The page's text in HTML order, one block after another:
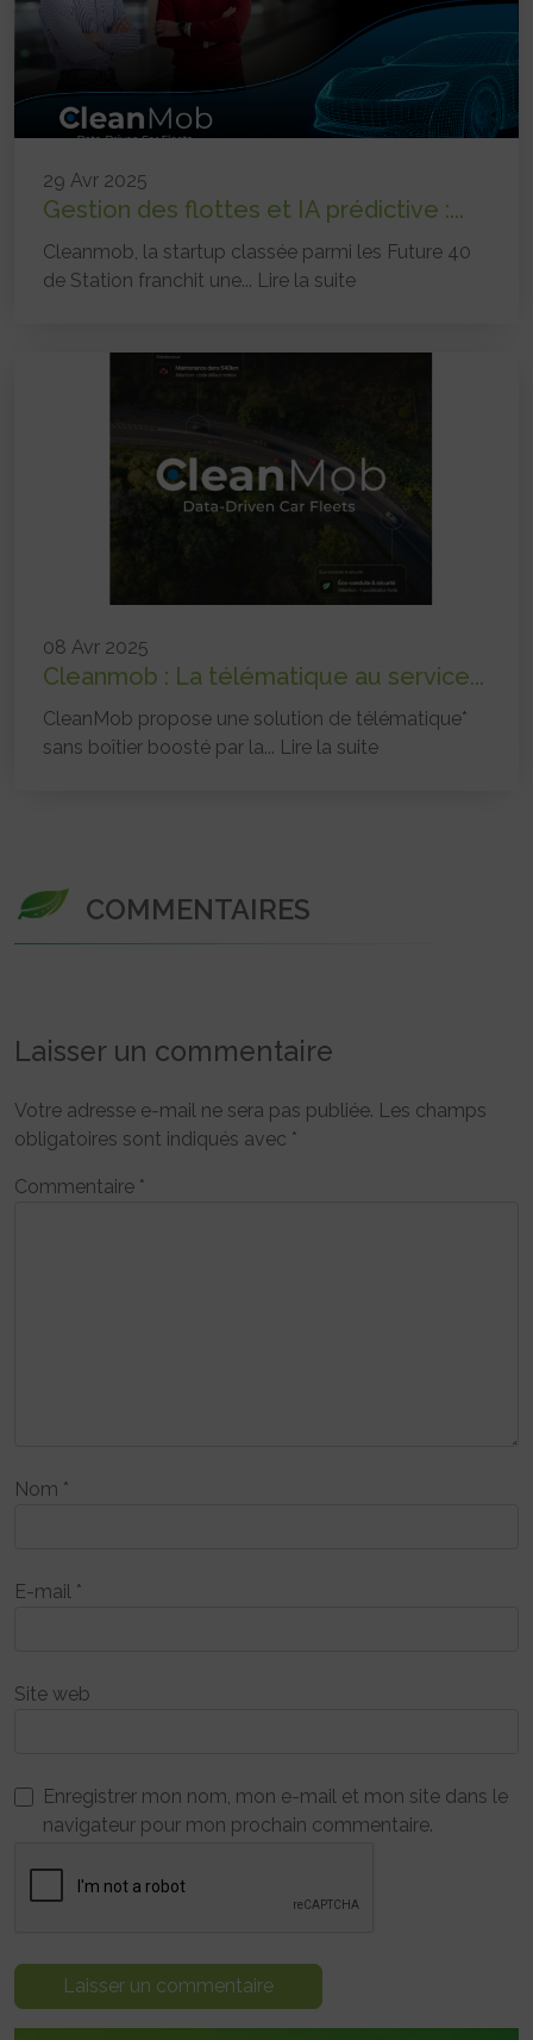
29 Avr 2025
Gestion des flottes et IA prédictive :...
Cleanmob, la startup classée parmi les Future 40
de Station franchit une... Lire la suite
08 Avr 2025
Cleanmob : La télématique au service...
CleanMob propose une solution de télématique*
sans boîtier boosté par la... Lire la suite
COMMENTAIRES
Laisser un commentaire
Votre adresse e-mail ne sera pas publiée. Les champs
obligatoires sont indiqués avec *
Commentaire *
Nom *
E-mail *
Site web
Enregistrer mon nom, mon e-mail et mon site dans le
navigateur pour mon prochain commentaire.